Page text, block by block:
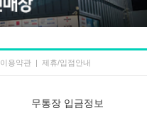
이용약관 | 제휴/입점안내
무통장 입금정보